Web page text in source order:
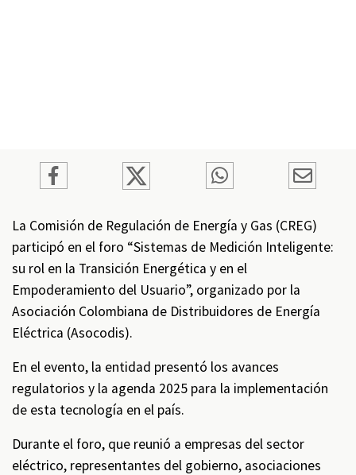
La Comisión de Regulación de Energía y Gas (CREG)
participó en el foro “Sistemas de Medición Inteligente:
su rol en la Transición Energética y en el
Empoderamiento del Usuario”, organizado por la
Asociación Colombiana de Distribuidores de Energía
Eléctrica (Asocodis).
En el evento, la entidad presentó los avances
regulatorios y la agenda 2025 para la implementación
de esta tecnología en el país.
Durante el foro, que reunió a empresas del sector
eléctrico, representantes del gobierno, asociaciones